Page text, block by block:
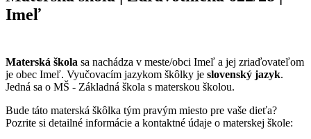
Imeľ
Materská škola sa nachádza v meste/obci Imeľ a jej zriaďovateľom
je obec Imeľ. Vyučovacím jazykom škôlky je slovenský jazyk.
Jedná sa o MŠ - Základná škola s materskou školou.
Bude táto materská škôlka tým pravým miesto pre vaše dieťa?
Pozrite si detailné informácie a kontaktné údaje o materskej škole: